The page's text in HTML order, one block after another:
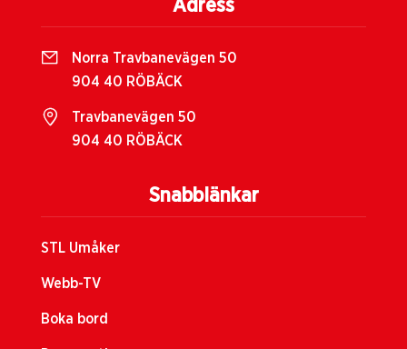
Snabblänkar
STL Umåker
Webb-TV
Boka bord
Adress
Norra Travbanevägen 50
904 40 RÖBÄCK
Travbanevägen 50
904 40 RÖBÄCK